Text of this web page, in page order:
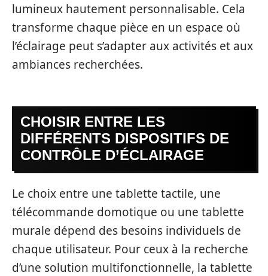
lumineux hautement personnalisable. Cela
transforme chaque pièce en un espace où
l’éclairage peut s’adapter aux activités et aux
ambiances recherchées.
CHOISIR ENTRE LES
DIFFÉRENTS DISPOSITIFS DE
CONTRÔLE D’ÉCLAIRAGE
Le choix entre une tablette tactile, une
télécommande domotique ou une tablette
murale dépend des besoins individuels de
chaque utilisateur. Pour ceux à la recherche
d’une solution multifonctionnelle, la tablette